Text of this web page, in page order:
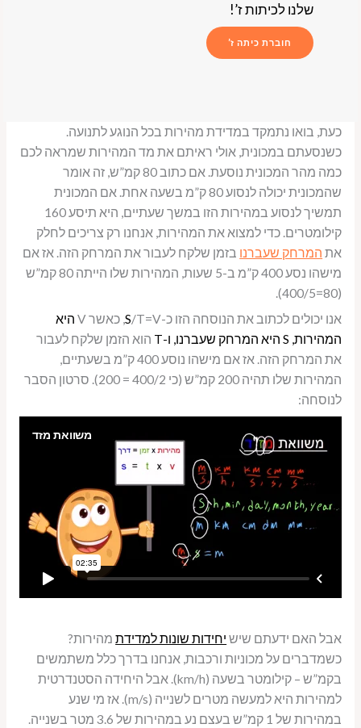
שלנו לכיתות ז’!
חוברת כיתה ז’
כעת, בואו נתמקד במדידת מהירות בכל הנוגע לתנועה.
כשנסעתם במכונית, אולי ראיתם את מד המהירות שמראה לכם
כמה מהר המכונית נוסעת. אם כתוב 80 קמ”ש, זה אומר
שהמכונית יכולה לנסוע 80 ק”מ בשעה אחת. אם המכונית
תמשיך לנסוע במהירות הזו במשך שעתיים, היא תיסע 160
קילומטרים. כדי למצוא את המהירות, אנחנו רק צריכים לחלק
את המרחק שעברנו בזמן שלקח לעבור את המרחק הזה. אז אם
מישהו נסע 400 ק”מ ב-5 שעות, המהירות שלו הייתה 80 קמ”ש
(80=400/5).
אנו יכולים לכתוב את הנוסחה הזו כ-
S/T=V, כאשר V
היא
המהירות, S היא המרחק שעברנו, ו-T
הוא הזמן שלקח לעבור
את המרחק הזה. אז אם מישהו נוסע 400 ק”מ בשעתיים,
המהירות שלו תהיה 200 קמ”ש (כי 400/2 = 200). סרטון הסבר
לנוסחה:
אבל האם ידעתם שיש יחידות שונות למדידתמהירות?
כשמדברים על מכוניות ורכבות, אנחנו בדרך כלל משתמשים
בקמ”ש – קילומטר בשעה (km/h). אבל היחידה הסטנדרטית
למהירות היא למעשה מטרים לשנייה (m/s). אז מי שנע
במהירות של 1 קמ”ש בעצם נע במהירות של 3.6 מטר בשנייה.